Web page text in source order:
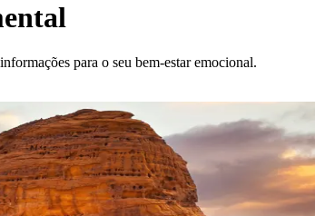
para o seu bem-estar emocional.